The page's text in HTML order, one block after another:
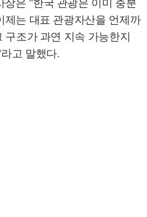
장은 "한국 관광은 이미 충분
제는 대표 관광자산을 언제까
구조가 과연 지속 가능한지
고 말했다.